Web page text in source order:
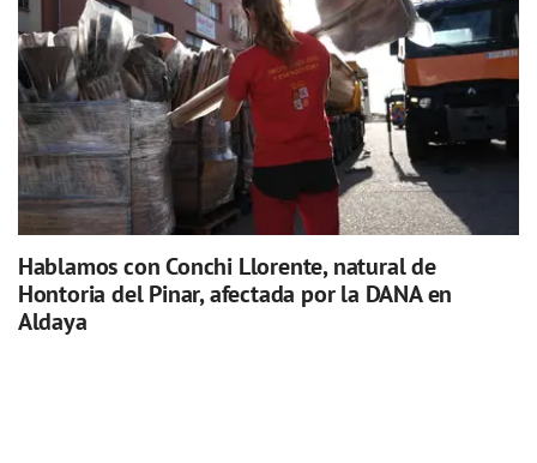
Hablamos con Conchi Llorente, natural de
Hontoria del Pinar, afectada por la DANA en
Aldaya